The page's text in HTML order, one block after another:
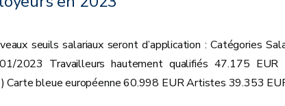
seuils salariaux seront d’application : Catégories
2023 Travailleurs hautement qualifiés 47.175 EUR
Carte bleue européenne 60.998 EUR Artistes 39.353